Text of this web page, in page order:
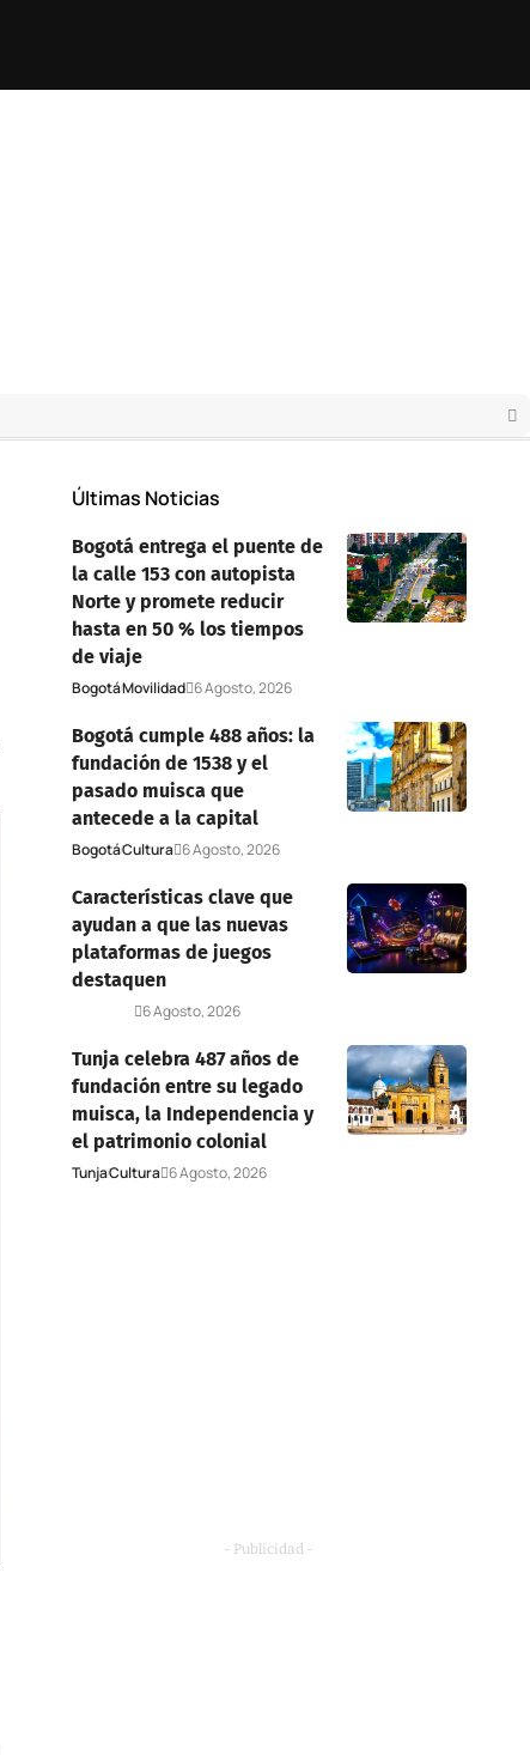
Últimas Noticias
Bogotá entrega el puente de
la calle 153 con autopista
Norte y promete reducir
hasta en 50 % los tiempos
de viaje
BogotáMovilidad 6 Agosto, 2026
Bogotá cumple 488 años: la
fundación de 1538 y el
pasado muisca que
antecede a la capital
BogotáCultura 6 Agosto, 2026
Características clave que
ayudan a que las nuevas
plataformas de juegos
destaquen
6 Agosto, 2026
Tunja celebra 487 años de
fundación entre su legado
muisca, la Independencia y
el patrimonio colonial
TunjaCultura 6 Agosto, 2026
- Publicidad -